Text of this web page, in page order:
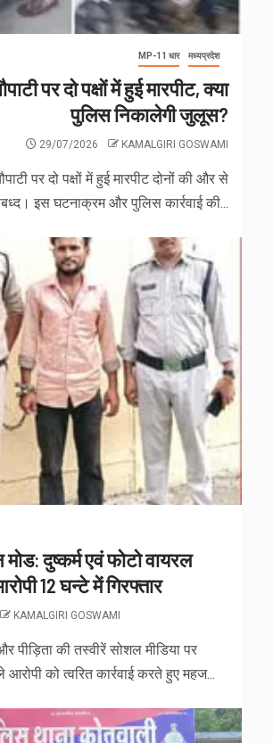
MP-11 धार मध्यप्रदेश
पर दो पक्षों में हुई मारपीट, क्या
पुलिस निकालेगी जुलूस?
29/07/2026 KAMALGIRI GOSWAMI
पर दो पक्षों में हुई मारपीट दोनों की और से
इस घटनाक्रम और पुलिस कार्रवाई की...
दुष्कर्म एवं फोटो वायरल
12 घन्टे में गिरफ्तार
KAMALGIRI GOSWAMI
पीड़िता की तस्वीरें सोशल मीडिया पर
को त्वरित कार्रवाई करते हुए महज...